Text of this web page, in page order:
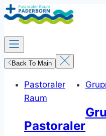
Zum
Inhalt
springen
Back To Main
Pastoraler
Raum
Pastoraler